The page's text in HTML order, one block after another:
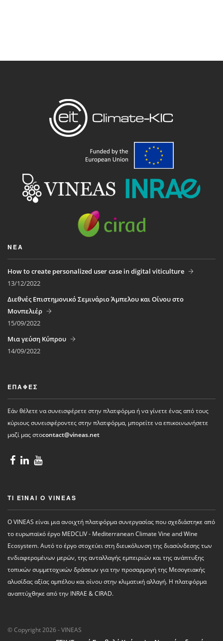
ΝΈΑ
How to create personalized user case in digital viticulture
13/12/2022
Διεθνές Επιστημονικό Σεμινάριο Άμπελου και Οίνου στο
Μονπελιέρ
15/09/2022
Μια γεύση Κύπρου
14/09/2022
ΕΠΑΦΈΣ
Εάν θέλετε να συνεισφέρετε στην πλατφόρμα ή να γίνετε ένας από τους
κύριους συνεισφέροντες στην πλατφόρμα, μπορείτε να επικοινωνήσετε
μαζί μας στοcontact@vineas.net
ΤΙ ΕΊΝΑΙ Ο VINEAS
Ο VINEAS είναι μια ανοιχτή πλατφόρμα συνεργασίας που σχεδιάστηκε από
το ευρωπαϊκό έργο MEDCLIV - Mediterranean Climate Vine and Wine
Ecosystem. Αυτό το έργο στοχεύει στη διευκόλυνση της διασύνδεσης των
ενδιαφερομένων μερών, της ανταλλαγής εμπειριών και της ανάπτυξης
τοπικών συμμετοχικών δράσεων για την προσαρμογή της Μεσογειακής
αλυσίδας αξίας αμπέλου και οίνου στην κλιματική αλλαγή. Η πλατφόρμα
αναπτύχθηκε από την INRAE ​​& CIRAD.
© Copyright 2026 - VINEAS